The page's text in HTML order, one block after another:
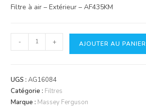
Filtre à air – Extérieur – AF435KM
quantité
de
Fleetguard
AF435KM
- + AJOUTER AU PANIER
UGS :AG16084
Catégorie : Filtres
Marque : Massey Ferguson